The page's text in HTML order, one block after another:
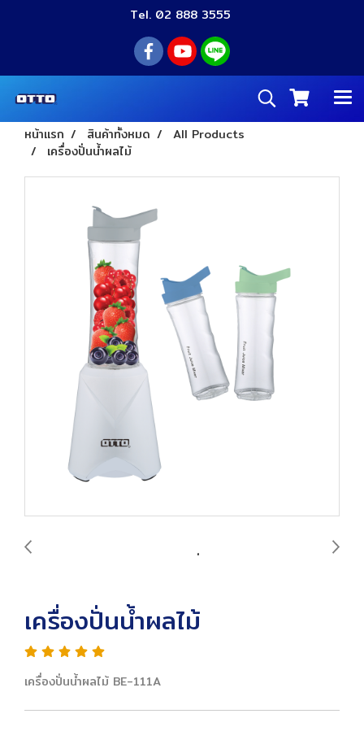
Tel. 02 888 3555
หน้าแรก สินค้าทั้งหมด
All Products
เครื่องปั่นน้ำผลไม้
เครื่องปั่นน้ำผลไม้
เครื่องปั่นน้ำผลไม้ BE-111A